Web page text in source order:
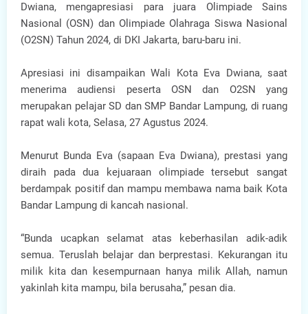
Dwiana, mengapresiasi para juara Olimpiade Sains
Nasional (OSN) dan Olimpiade Olahraga Siswa Nasional
(O2SN) Tahun 2024, di DKI Jakarta, baru-baru ini.
Apresiasi ini disampaikan Wali Kota Eva Dwiana, saat
menerima audiensi peserta OSN dan O2SN yang
merupakan pelajar SD dan SMP Bandar Lampung, di ruang
rapat wali kota, Selasa, 27 Agustus 2024.
Menurut Bunda Eva (sapaan Eva Dwiana), prestasi yang
diraih pada dua kejuaraan olimpiade tersebut sangat
berdampak positif dan mampu membawa nama baik Kota
Bandar Lampung di kancah nasional.
“Bunda ucapkan selamat atas keberhasilan adik-adik
semua. Teruslah belajar dan berprestasi. Kekurangan itu
milik kita dan kesempurnaan hanya milik Allah, namun
yakinlah kita mampu, bila berusaha,” pesan dia.